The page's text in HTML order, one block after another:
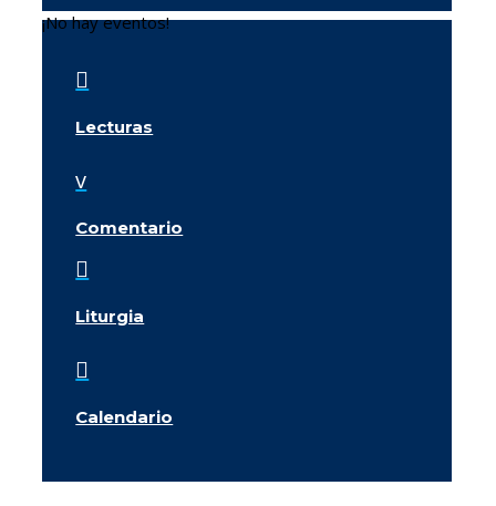
¡No hay eventos!

Lecturas
v
Comentario

Liturgia

Calendario